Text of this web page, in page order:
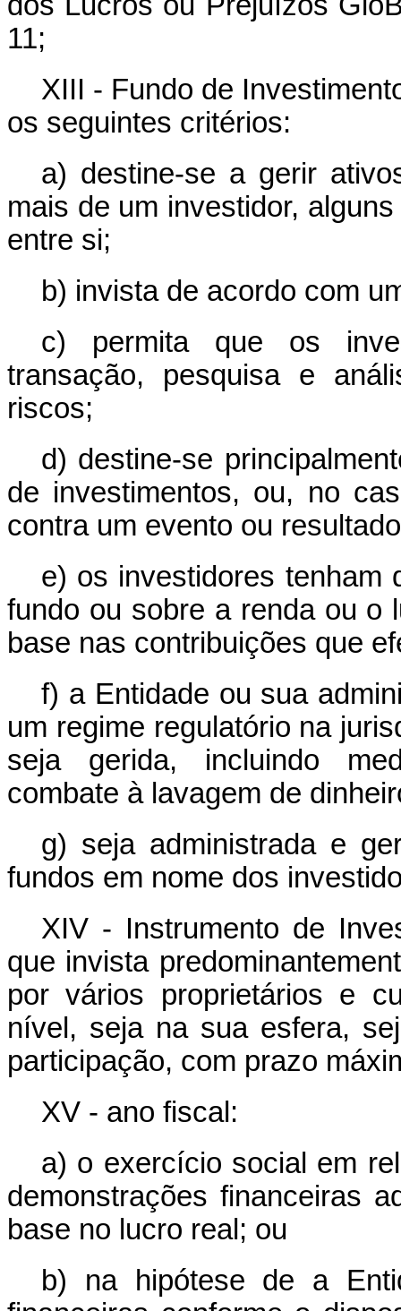
11;
XIII - Fundo de
os seguintes critérios:
a) destine-se a gerir
mais de um investidor,
entre si;
b) invista de acordo com
c) permita que os
transação, pesquisa e
riscos;
d) destine-se
de investimentos, ou, no
contra um evento ou
e) os investidores tenham
fundo ou sobre a renda ou o
base nas contribuições que
f) a Entidade ou sua
um regime regulatório na
seja gerida, incluindo
combate à lavagem de
g) seja administrada e
fundos em nome dos
XIV - Instrumento de
que invista
por vários proprietários e
nível, seja na sua esfera,
participação, com prazo
XV - ano fiscal:
a) o exercício social em
demonstrações financeiras
base no lucro real; ou
b) na hipótese de a